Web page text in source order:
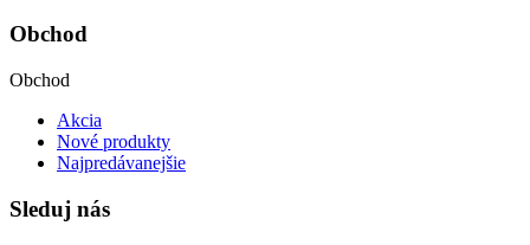
Obchod
Obchod
Akcia
Nové produkty
Najpredávanejšie
Sleduj nás